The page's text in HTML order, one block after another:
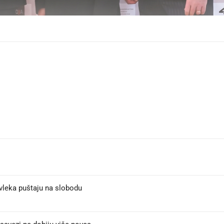
puštaju na slobodu